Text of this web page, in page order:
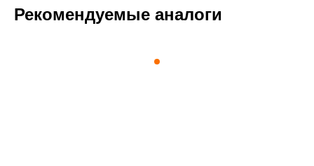
Рекомендуемые аналоги